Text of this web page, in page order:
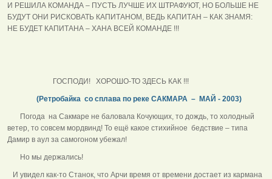
И РЕШИЛА КОМАНДА – ПУСТЬ ЛУЧШЕ ИХ ШТРАФУЮТ, НО БОЛЬШЕ НЕ
БУДУТ ОНИ РИСКОВАТЬ КАПИТАНОМ, ВЕДЬ КАПИТАН – КАК ЗНАМЯ:
НЕ БУДЕТ КАПИТАНА – ХАНА ВСЕЙ КОМАНДЕ !!!
ГОСПОДИ! ХОРОШО-ТО ЗДЕСЬ КАК !!!
(Ретробайка со сплава по реке САКМАРА – МАЙ - 2003)
Погода на Сакмаре не баловала Кочующих, то дождь, то холодный
ветер, то совсем мордвинд! То ещё какое стихийное бедствие – типа
Дамир в аул за самогоном убежал!
Но мы держались!
И увидел как-то Станок, что Арчи время от времени достает из кармана